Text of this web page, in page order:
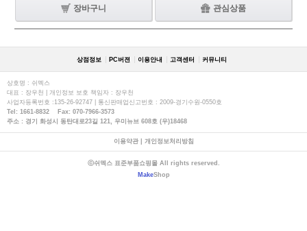
장바구니 관심상품
상점정보 PC버젼 이용안내 고객센터 커뮤니티
상호명 : 쉬멕스
대표 : 장우천 | 개인정보 보호 책임자 : 장우천
사업자등록번호 :135-26-92747 | 통신판매업신고번호 : 2009-경기수원-0550호
Tel: 1661-8832 Fax: 070-7966-3573
주소 : 경기 화성시 동탄대로23길 121, 우미뉴브 608호 (우)18468
이용약관| 개인정보처리방침
ⓒ쉬멕스 표준부품쇼핑몰 All rights reserved.
MakeShop